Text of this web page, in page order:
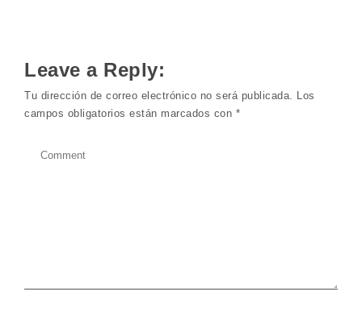
Leave a Reply:
Tu dirección de correo electrónico no será publicada. Los
campos obligatorios están marcados con *